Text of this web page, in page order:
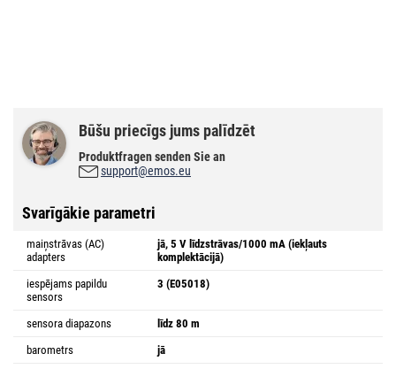
Būšu priecīgs jums palīdzēt
Produktfragen senden Sie an
support@emos.eu
Svarīgākie parametri
maiņstrāvas (AC)
adapters
jā, 5 V līdzstrāvas/1000 mA (iekļauts
komplektācijā)
iespējams papildu
sensors
3 (E05018)
sensora diapazons
līdz 80 m
barometrs
jā